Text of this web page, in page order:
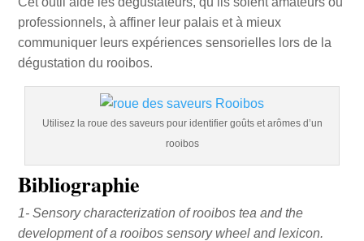
professionnels, à affiner leur palais et à mieux
communiquer leurs expériences sensorielles lors de la
dégustation du rooibos.
Utilisez la roue des saveurs pour identifier goûts et arômes d’un
rooibos
Bibliographie
1- Sensory characterization of rooibos tea and the
development of a rooibos sensory wheel and lexicon.